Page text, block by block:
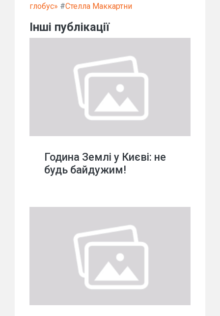
глобус» #Стелла Маккартни
Інші публікації
Година Землі у Києві: не
будь байдужим!